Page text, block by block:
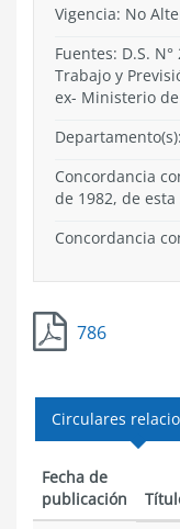
Vigencia: No
Fuentes: D.S.
Trabajo y
ex- Ministerio
Departamento(s):
Concordancia
de 1982, de
Concordancia
786
Circulares
Fecha de
publicación